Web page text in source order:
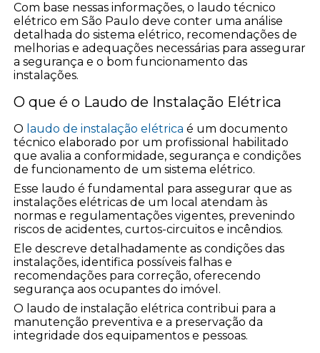
Com base nessas informações, o laudo técnico
elétrico em São Paulo deve conter uma análise
detalhada do sistema elétrico, recomendações de
melhorias e adequações necessárias para assegurar
a segurança e o bom funcionamento das
instalações.
O que é o Laudo de Instalação Elétrica
O laudo de instalação elétrica é um documento
técnico elaborado por um profissional habilitado
que avalia a conformidade, segurança e condições
de funcionamento de um sistema elétrico.
Esse laudo é fundamental para assegurar que as
instalações elétricas de um local atendam às
normas e regulamentações vigentes, prevenindo
riscos de acidentes, curtos-circuitos e incêndios.
Ele descreve detalhadamente as condições das
instalações, identifica possíveis falhas e
recomendações para correção, oferecendo
segurança aos ocupantes do imóvel.
O laudo de instalação elétrica contribui para a
manutenção preventiva e a preservação da
integridade dos equipamentos e pessoas.